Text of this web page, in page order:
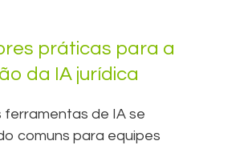
práticas para a
da IA jurídica
ferramentas de IA se
comuns para equipes